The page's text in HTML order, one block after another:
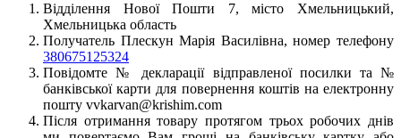
Відділення Нової Пошти 7, місто Хмельницький,
Хмельницька область
Получатель Плескун Марія Василівна, номер телефону
380675125324
Повідомте № декларації відправленої посилки та №
банківської карти для повернення коштів на електронну
пошту vvkarvan@krishim.com
Після отримання товару протягом трьох робочих днів